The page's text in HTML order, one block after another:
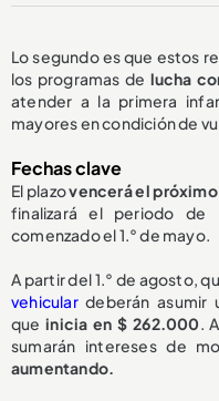
Lo segundo es que estos
los programas de lucha
atender a la primera
mayores en condición de
Fechas clave
El plazovencerá el próximo
finalizará el periodo de
comenzado el 1.° de mayo.
A partir del 1.° de agosto,
vehiculardeberán asumir
queinicia en $ 262.000.
sumarán intereses de
aumentando.